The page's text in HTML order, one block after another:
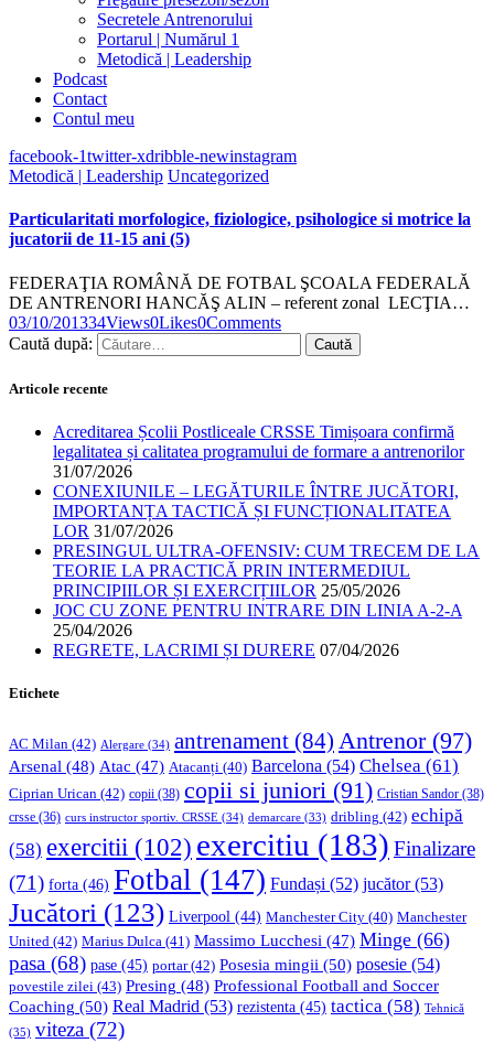
Secretele Antrenorului
Portarul | Numărul 1
Metodică | Leadership
Podcast
Contact
Contul meu
facebook-1twitter-xdribble-newinstagram
Metodică | Leadership Uncategorized
Particularitati morfologice, fiziologice, psihologice si motrice la
jucatorii de 11-15 ani (5)
FEDERAŢIA ROMÂNĂ DE FOTBAL ŞCOALA FEDERALĂ
DE ANTRENORI HANCĂŞ ALIN – referent zonal LECŢIA…
03/10/201334Views0Likes0Comments
Caută după:
Articole recente
Acreditarea Școlii Postliceale CRSSE Timișoara confirmă
legalitatea și calitatea programului de formare a antrenorilor
31/07/2026
CONEXIUNILE – LEGĂTURILE ÎNTRE JUCĂTORI,
IMPORTANȚA TACTICĂ ȘI FUNCȚIONALITATEA
LOR 31/07/2026
PRESINGUL ULTRA-OFENSIV: CUM TRECEM DE LA
TEORIE LA PRACTICĂ PRIN INTERMEDIUL
PRINCIPIILOR ȘI EXERCIȚIILOR 25/05/2026
JOC CU ZONE PENTRU INTRARE DIN LINIA A-2-A
25/04/2026
REGRETE, LACRIMI ȘI DURERE 07/04/2026
Etichete
AC Milan (42) Alergare (34) antrenament (84) Antrenor(97)
Arsenal (48) Atac (47) Atacanți (40) Barcelona (54) Chelsea (61)
Ciprian Urican (42) copii (38) copii si juniori (91) Cristian Sandor (38)
crsse (36) curs instructor sportiv. CRSSE (34) demarcare (33) dribling (42) echipă
(58) exercitii (102) exercitiu (183) Finalizare
(71) forta (46) Fotbal (147) Fundași (52) jucător(53)
Jucători (123) Liverpool (44) Manchester City (40) Manchester
United (42) Marius Dulca (41) Massimo Lucchesi (47) Minge (66)
pasa (68) pase (45) portar(42) Posesia mingii (50) posesie (54)
povestile zilei (43) Presing (48) Professional Football and Soccer
Coaching (50) Real Madrid (53) rezistenta (45) tactica (58) Tehnică
(35) viteza (72)